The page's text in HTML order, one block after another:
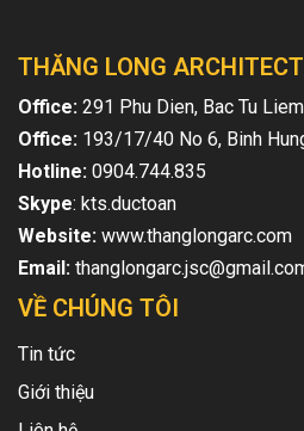
THĂNG LONG
Office: 291 Phu Dien, Bac Tu
Office: 193/17/40 No 6, Binh
Hotline: 0904.744.835
Skype: kts.ductoan
Website: www.thanglongarc.com
Email:
VỀ CHÚNG TÔI
Tin tức
Giới thiệu